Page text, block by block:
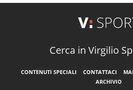
Cerca in Virgilio
CONTENUTI SPECIALI CONTATTACI
ARCHIVIO